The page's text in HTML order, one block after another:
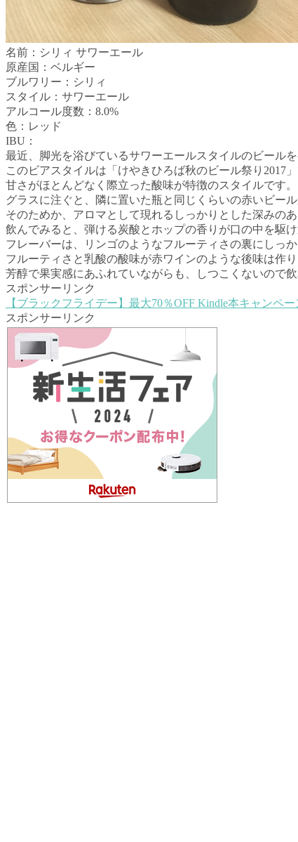
名前：シリィ サワーエール
原産国：ベルギー
ブルワリー：シリィ
スタイル：サワーエール
アルコール度数：8.0%
色：レッド
IBU：
最近、脚光を浴びているサワーエールスタイルのビールを
このビアスタイルは「けやきひろば秋のビール祭り2017
甘さがほとんどなく際立った酸味が特徴のスタイルです。
グラスに注ぐと、隣に置いた瓶と同じくらいの赤いビール
そのためか、アロマとして現れるしっかりとした深みの
飲んでみると、弾ける炭酸とホップの香りが口の中を駆
フレーバーは、リンゴのようなフルーティさの裏にしっ
フルーティさと乳酸の酸味が赤ワインのような後味は作り
芳醇で果実感にあふれていながらも、しつこくないので飲
スポンサーリンク
【ブラックフライデー】最大70％OFF Kindle本キャンペー
スポンサーリンク